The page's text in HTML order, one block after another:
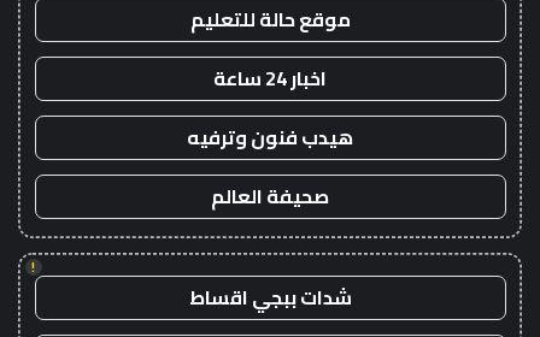
موقع حالة للتعليم
اخبار 24 ساعة
هيدب فنون وترفيه
صحيفة العالم
!
شدات ببجي اقساط